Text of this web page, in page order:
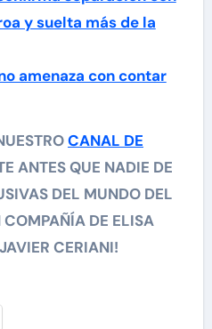
y suelta más de la
amenaza con contar
CANAL DE
ANTES QUE NADIE DE
DEL MUNDO DEL
COMPAÑÍA DE ELISA
CERIANI!